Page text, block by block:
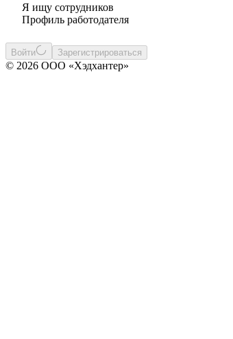
Я ищу сотрудников
Профиль работодателя
Войти Зарегистрироваться
© 2026 ООО «Хэдхантер»